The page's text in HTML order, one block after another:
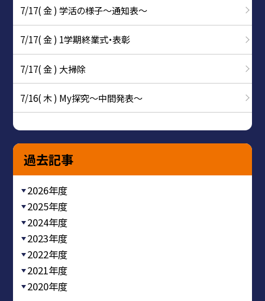
7/17( 金 ) 学活の様子〜通知表〜
7/17( 金 ) 1学期終業式・表彰
7/17( 金 ) 大掃除
7/16( 木 ) My探究～中間発表～
過去記事
2026年度
2025年度
2024年度
2023年度
2022年度
2021年度
2020年度